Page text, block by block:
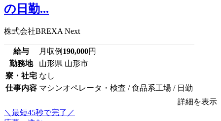
の日勤...
株式会社BREXA Next
給与 月収例 190,000円
勤務地
山形県 山形市
寮・社宅 なし
仕事内容 マシンオペレータ・検査 / 食品系工場 / 日勤
詳細を表示
＼最短45秒で完了／